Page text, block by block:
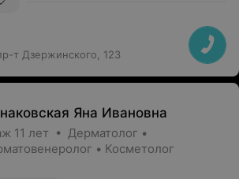
т Дзержинского, 123
Яна Ивановна
11 лет • Дерматолог •
• Косметолог